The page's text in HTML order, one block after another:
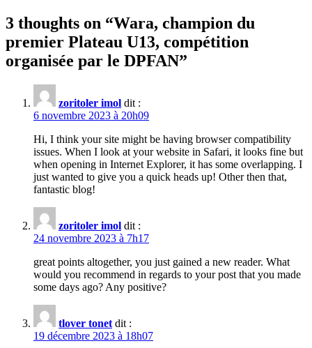
3 thoughts on “Wara, champion du
premier Plateau U13, compétition
organisée par le DPFAN”
zoritoler imol dit :
6 novembre 2023 à 20h09
Hi, I think your site might be having browser compatibility
issues. When I look at your website in Safari, it looks fine but
when opening in Internet Explorer, it has some overlapping. I
just wanted to give you a quick heads up! Other then that,
fantastic blog!
zoritoler imol dit :
24 novembre 2023 à 7h17
great points altogether, you just gained a new reader. What
would you recommend in regards to your post that you made
some days ago? Any positive?
tlover tonet dit :
19 décembre 2023 à 18h07